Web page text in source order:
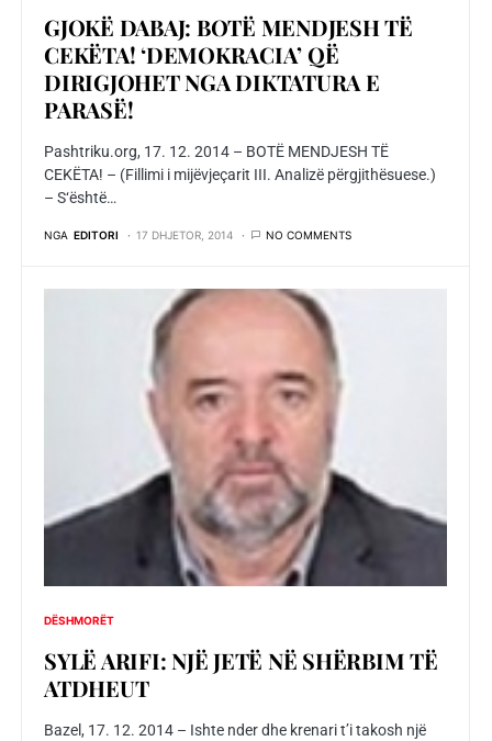
GJOKË DABAJ: BOTË MENDJESH TË
CEKËTA! ‘DEMOKRACIA’ QË
DIRIGJOHET NGA DIKTATURA E
PARASË!
Pashtriku.org, 17. 12. 2014 – BOTË MENDJESH TË
CEKËTA! – (Fillimi i mijëvjeçarit III. Analizë përgjithësuese.)
– S‘është…
NGA EDITORI 17 DHJETOR, 2014 NO COMMENTS
DËSHMORËT
SYLË ARIFI: NJË JETË NË SHËRBIM TË
ATDHEUT
Bazel, 17. 12. 2014 – Ishte nder dhe krenari t’i takosh një